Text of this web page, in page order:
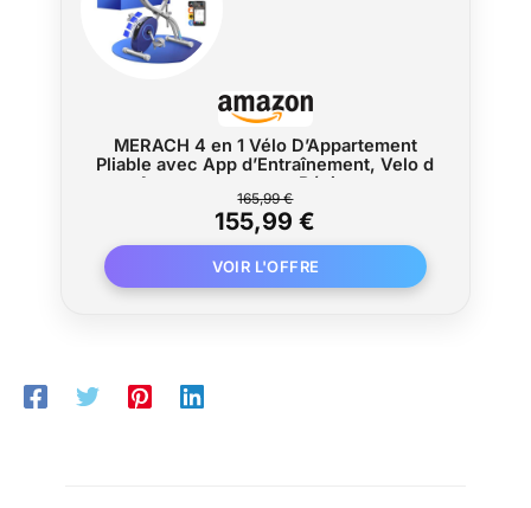
d'entraînement préféré et obtenez une
efficacité optimale.
MERACH 4 en 1 Vélo D’Appartement
Pliable avec App d’Entraînement, Velo d
Appartement avec Résistance
Magnétique 16 Niveaux, Écran LCD &
Mesure du Pouls, Vélos de Fitness avec
Siège Confortable
165,99 €
155,99 €